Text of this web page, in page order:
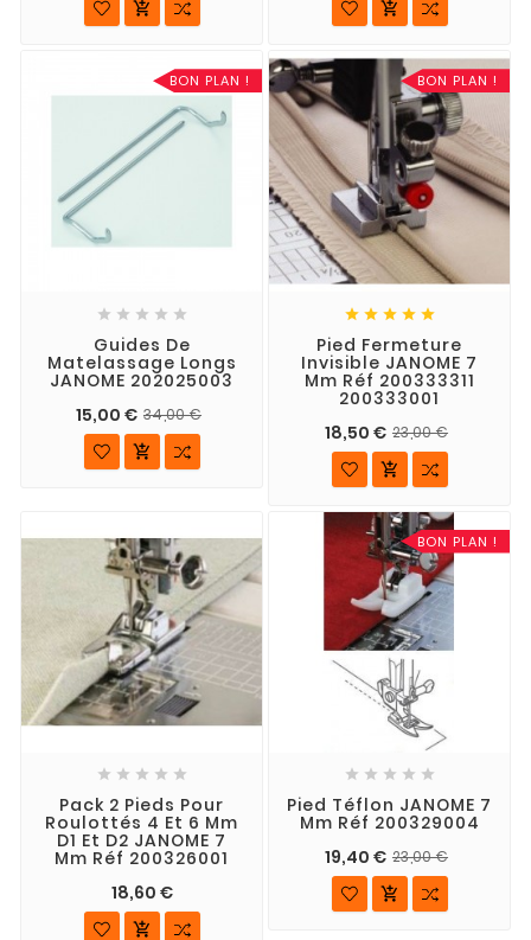
 
BON PLAN !
    
Guides De
Matelassage Longs
JANOME 202025003
15,00 € 34,00 €

BON PLAN !
    
Pied Fermeture
Invisible JANOME 7
Mm Réf 200333311
200333001
18,50 € 23,00 €

    
Pack 2 Pieds Pour
Roulottés 4 Et 6 Mm
D1 Et D2 JANOME 7
Mm Réf 200326001
18,60 €

BON PLAN !
    
Pied Téflon JANOME 7
Mm Réf 200329004
19,40 € 23,00 €
